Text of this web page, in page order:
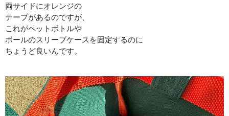
両サイドにオレンジの
テープがあるのですが、
これがペットボトルや
ボールのスリーブケースを固定するのに
ちょうど良いんです。